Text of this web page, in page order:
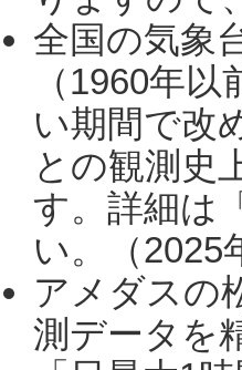
全国の気象
（1960年
い期間で改
との観測史
す。詳細は「
い。（2025
アメダスの
測データを